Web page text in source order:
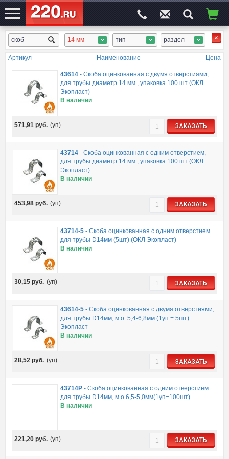
ЭЛЕКТРОСАЙТ№1 14 мм тип раздел
Артикул Наименование Цена
43614- Скоба оцинкованная с двумя отверстиями,
для трубы диаметр 14 мм., упаковка 100 шт (ОКЛ
Экопласт)
В наличии
571,91 руб. (уп) ЗАКАЗАТЬ
43714- Скоба оцинкованная с одним отверстием,
для трубы диаметр 14 мм., упаковка 100 шт (ОКЛ
Экопласт)
В наличии
453,98 руб. (уп) ЗАКАЗАТЬ
43714-5- Скоба оцинкованная с одним отверстием
для трубы D14мм (5шт) (ОКЛ Экопласт)
В наличии
30,15 руб. (уп) ЗАКАЗАТЬ
43614-5- Скоба оцинкованная с двумя отверстиями,
для трубы D14мм, м.о. 5,4-6,8мм (1уп = 5шт)
Экопласт
В наличии
28,52 руб. (уп) ЗАКАЗАТЬ
43714P- Скоба оцинкованная с одним отверстием
для трубы D14мм, м.о.6,5-5,0мм(1уп=100шт)
В наличии
221,20 руб. (уп) ЗАКАЗАТЬ